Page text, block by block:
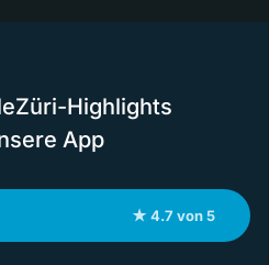
Highlights
App
★ 4.7 von 5